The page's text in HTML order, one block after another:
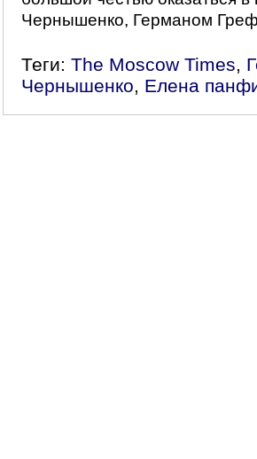
Чернышенко, Германом
Теги: The Moscow Times,
Чернышенко, Елена